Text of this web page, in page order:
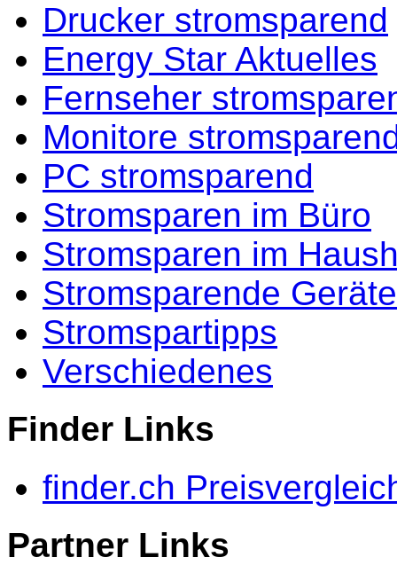
Drucker stromsparend
Energy Star Aktuelles
Fernseher
Monitore
PC stromsparend
Stromsparen im Büro
Stromsparen im
Stromsparende Geräte
Stromspartipps
Verschiedenes
Finder Links
finder.ch
Partner Links